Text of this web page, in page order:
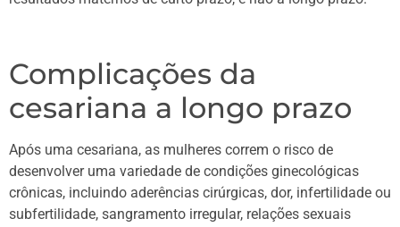
Complicações da
cesariana a longo prazo
Após uma cesariana, as mulheres correm o risco de
desenvolver uma variedade de condições ginecológicas
crônicas, incluindo aderências cirúrgicas, dor, infertilidade ou
subfertilidade, sangramento irregular, relações sexuais